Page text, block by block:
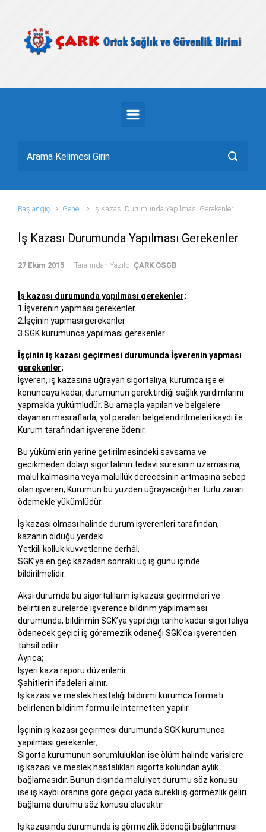
Başlangıç Genel İş Kazası Durumunda Yapılması Gerekenler
İş Kazası Durumunda Yapılması Gerekenler
27 Ekim 2015 Tarafından Yazıldı ÇARK OSGB
İş kazası durumunda yapılması gerekenler;
1.İşverenin yapması gerekenler
2.İşçinin yapması gerekenler
3.SGK kurumunca yapılması gerekenler
İşçinin iş kazası geçirmesi durumunda İşverenin yapması
gerekenler;
İşveren, iş kazasına uğrayan sigortalıya, kurumca işe el
konuncaya kadar, durumunun gerektirdiği sağlık yardımlarını
yapmakla yükümlüdür. Bu amaçla yapılan ve belgelere
dayanan masraflarla, yol paraları belgelendirilmeleri kaydı ile
Kurum tarafından işverene ödenir.
Bu yükümlerin yerine getirilmesindeki savsama ve
gecikmeden dolayı sigortalının tedavi süresinin uzamasına,
malul kalmasına veya malullük derecesinin artmasına sebep
olan işveren, Kurumun bu yüzden uğrayacağı her türlü zararı
ödemekle yükümlüdür.
İş kazası olması halinde durum işverenleri tarafından,
kazanın olduğu yerdeki
Yetkili kolluk kuvvetlerine derhâl,
SGK’ya en geç kazadan sonraki üç iş günü içinde
bildirilmelidir.
Aksi durumda bu sigortalıların iş kazası geçirmeleri ve
belirtilen sürelerde işverence bildirim yapılmaması
durumunda, bildirimin SGK’ya yapıldığı tarihe kadar sigortalıya
ödenecek geçici iş göremezlik ödeneği SGK’ca işverenden
tahsil edilir.
Ayrıca;
İşyeri kaza raporu düzenlenir.
Şahitlerin ifadeleri alınır.
İş kazası ve meslek hastalığı bildirimi kurumca formatı
belirlenen bildirim formu ile internetten yapılır
İşçinin iş kazası geçirmesi durumunda SGK kurumunca
yapılması gerekenler;
Sigorta kurumunun sorumlulukları ise ölüm halinde varislere
iş kazası ve meslek hastalıkları sigorta kolundan aylık
bağlamasıdır. Bunun dışında maluliyet durumu söz konusu
ise iş kaybı oranına göre geçici yada sürekli iş görmezlik geliri
bağlama durumu söz konusu olacaktır
İş kazasında durumunda iş görmezlik ödeneği bağlanması